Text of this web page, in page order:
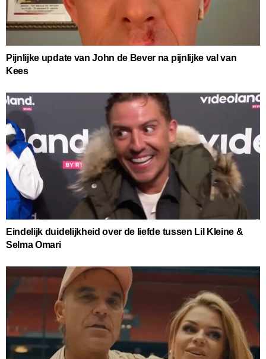
Pijnlijke update van John de Bever na pijnlijke val van
Kees
Eindelijk duidelijkheid over de liefde tussen Lil Kleine &
Selma Omari